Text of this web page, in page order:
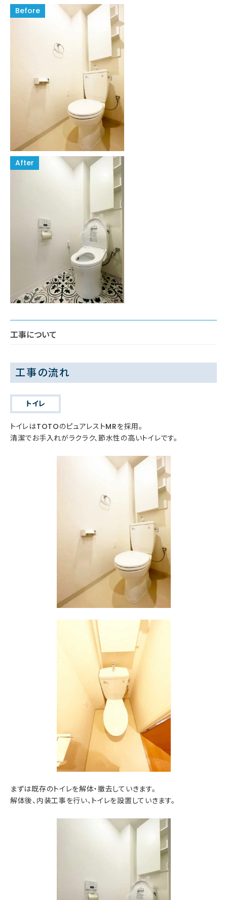
工事について
工事の流れ
トイレ
トイレはTOTOのピュアレストMRを採用。
清潔でお手入れがラクラク、節水性の高いトイレです。
まずは既存のトイレを解体・撤去していきます。
解体後、内装工事を行い、トイレを設置していきます。